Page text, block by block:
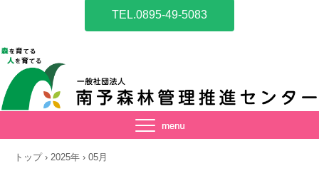
TEL.0895-49-5083
トップ › 2025年 › 05月